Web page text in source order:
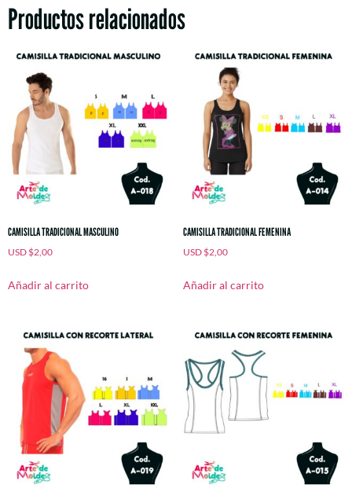
Productos relacionados
CAMISILLA TRADICIONAL MASCULINO
USD $2,00
Añadir al carrito
CAMISILLA TRADICIONAL FEMENINA
USD $2,00
Añadir al carrito